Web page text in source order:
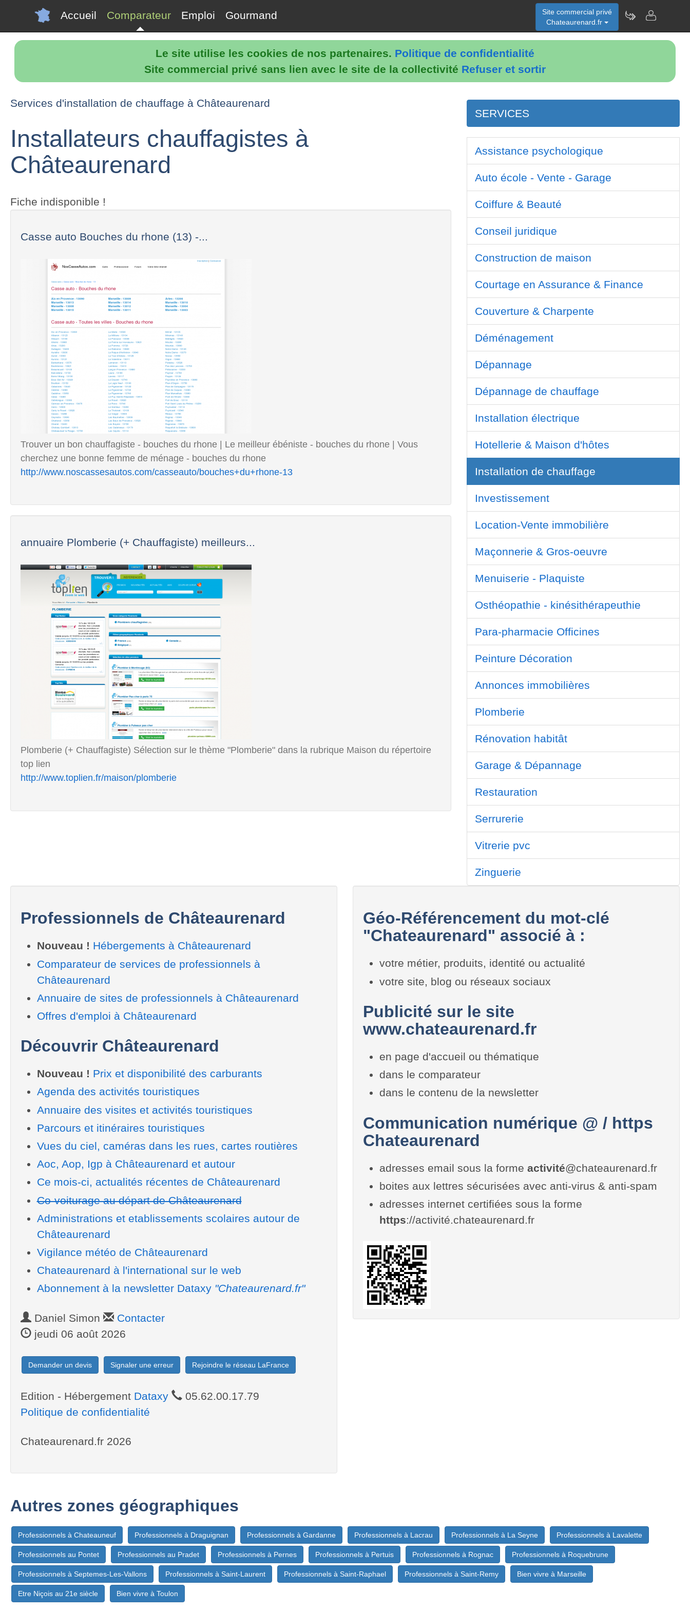
Le site utilise les cookies de nos partenaires. Politique de confidentialité
Site commercial privé sans lien avec le site de la collectivité Refuser et sortir
Accueil Comparateur Emploi Gourmand
Site commercial privé
Chateaurenard.fr
Services d'installation de chauffage à Châteaurenard
Installateurs chauffagistes à
Châteaurenard
Fiche indisponible !
Casse auto Bouches du rhone (13) -...
Trouver un bon chauffagiste - bouches du rhone | Le meilleur ébéniste - bouches du rhone | Vous
cherchez une bonne femme de ménage - bouches du rhone
http://www.noscassesautos.com/casseauto/bouches+du+rhone-13
annuaire Plomberie (+ Chauffagiste) meilleurs...
Plomberie (+ Chauffagiste) Sélection sur le thème "Plomberie" dans la rubrique Maison du répertoire
top lien
http://www.toplien.fr/maison/plomberie
SERVICES
Assistance psychologique
Auto école - Vente - Garage
Coiffure & Beauté
Conseil juridique
Construction de maison
Courtage en Assurance & Finance
Couverture & Charpente
Déménagement
Dépannage
Dépannage de chauffage
Installation électrique
Hotellerie & Maison d'hôtes
Installation de chauffage
Investissement
Location-Vente immobilière
Maçonnerie & Gros-oeuvre
Menuiserie - Plaquiste
Osthéopathie - kinésithérapeuthie
Para-pharmacie Officines
Peinture Décoration
Annonces immobilières
Plomberie
Rénovation habitât
Garage & Dépannage
Restauration
Serrurerie
Vitrerie pvc
Zinguerie
Professionnels de Châteaurenard
Nouveau ! Hébergements à Châteaurenard
Comparateur de services de professionnels à
Châteaurenard
Annuaire de sites de professionnels à Châteaurenard
Offres d'emploi à Châteaurenard
Découvrir Châteaurenard
Nouveau ! Prix et disponibilité des carburants
Agenda des activités touristiques
Annuaire des visites et activités touristiques
Parcours et itinéraires touristiques
Vues du ciel, caméras dans les rues, cartes routières
Aoc, Aop, Igp à Châteaurenard et autour
Ce mois-ci, actualités récentes de Châteaurenard
Co-voiturage au départ de Châteaurenard
Administrations et etablissements scolaires autour de
Châteaurenard
Vigilance météo de Châteaurenard
Chateaurenard à l'international sur le web
Abonnement à la newsletter Dataxy "Chateaurenard.fr"
Daniel Simon
Contacter
jeudi 06 août 2026
Demander un devis Signaler une erreur Rejoindre le réseau LaFrance
Edition - Hébergement Dataxy
05.62.00.17.79
Politique de confidentialité
Chateaurenard.fr 2026
Géo-Référencement du mot-clé
"Chateaurenard" associé à :
votre métier, produits, identité ou actualité
votre site, blog ou réseaux sociaux
Publicité sur le site
www.chateaurenard.fr
en page d'accueil ou thématique
dans le comparateur
dans le contenu de la newsletter
Communication numérique @ / https
Chateaurenard
adresses email sous la forme activité@chateaurenard.fr
boites aux lettres sécurisées avec anti-virus & anti-spam
adresses internet certifiées sous la forme
https://activité.chateaurenard.fr
Autres zones géographiques
Professionnels à Chateauneuf Professionnels à Draguignan Professionnels à Gardanne Professionnels à Lacrau Professionnels à La Seyne Professionnels à Lavalette
Professionnels au Pontet Professionnels au Pradet Professionnels à Pernes Professionnels à Pertuis Professionnels à Rognac Professionnels à Roquebrune
Professionnels à Septemes-Les-Vallons Professionnels à Saint-Laurent Professionnels à Saint-Raphael Professionnels à Saint-Remy Bien vivre à Marseille
Etre Niçois au 21e siècle Bien vivre à Toulon